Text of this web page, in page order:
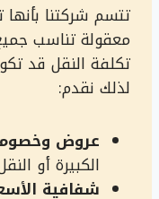
تتسم شركتنا
معقولة تناسب جميع
تكلفة النقل قد
لذلك نقدم:
عروض
الكبيرة أو
شفافية